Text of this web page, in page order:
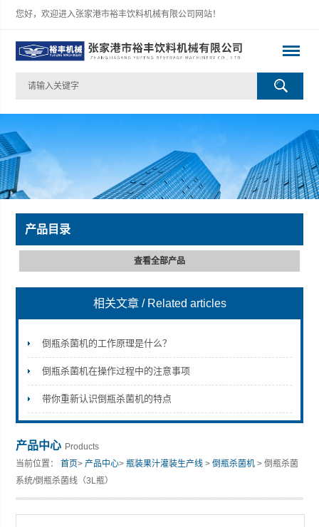
您好，欢迎进入张家港市裕丰饮料机械有限公司网站！
张家港市裕丰饮料机械有限公司
产品目录
查看全部产品
相关文章 / Related articles
倒瓶杀菌机的工作原理是什么？
倒瓶杀菌机在操作过程中的注意事项
带你重新认识倒瓶杀菌机的特点
产品中心 Products
当前位置：首页>产品中心>瓶装果汁灌装生产线 >倒瓶杀菌机 > 倒瓶杀菌
系统/倒瓶杀菌线（3L瓶）